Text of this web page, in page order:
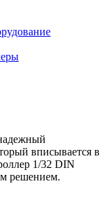
вписывается в
1/32 DIN
решением.